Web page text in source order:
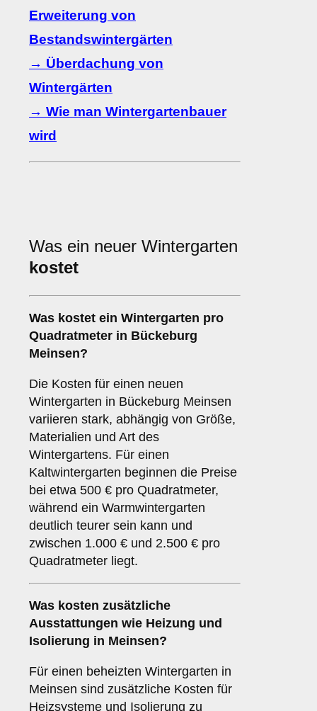
Erweiterung von
Bestandswintergärten
→ Überdachung von
Wintergärten
→ Wie man Wintergartenbauer
wird
Was ein neuer Wintergarten
kostet
Was kostet ein Wintergarten pro
Quadratmeter in Bückeburg
Meinsen?
Die Kosten für einen neuen
Wintergarten in Bückeburg Meinsen
variieren stark, abhängig von Größe,
Materialien und Art des
Wintergartens. Für einen
Kaltwintergarten beginnen die Preise
bei etwa 500 € pro Quadratmeter,
während ein Warmwintergarten
deutlich teurer sein kann und
zwischen 1.000 € und 2.500 € pro
Quadratmeter liegt.
Was kosten zusätzliche
Ausstattungen wie Heizung und
Isolierung in Meinsen?
Für einen beheizten Wintergarten in
Meinsen sind zusätzliche Kosten für
Heizsysteme und Isolierung zu